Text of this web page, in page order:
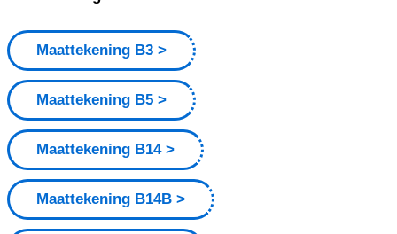
Maattekening B3
Maattekening B5
Maattekening B14
Maattekening B14B